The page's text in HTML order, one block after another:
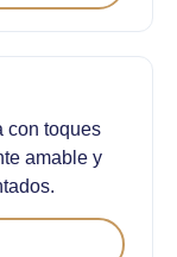
con toques
amable y